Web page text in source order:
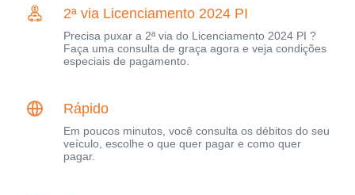
2ª via Licenciamento 2024 PI
Precisa puxar a 2ª via do Licenciamento 2024 PI ?
Faça uma consulta de graça agora e veja condições
especiais de pagamento.
Rápido
Em poucos minutos, você consulta os débitos do seu
veículo, escolhe o que quer pagar e como quer
pagar.